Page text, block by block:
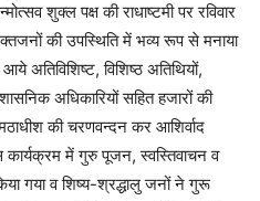
शुक्ल पक्ष की राधाष्टमी पर रविवार
की उपस्थिति में भव्य रूप से मनाया
अतिविशिष्ट, विशिष्ठ अतिथियों,
अधिकारियों सहित हजारों की
की चरणवन्दन कर आशिर्वाद
कार्यक्रम में गुरु पूजन, स्वस्तिवाचन व
गया व शिष्य-श्रद्धालु जनों ने गुरू